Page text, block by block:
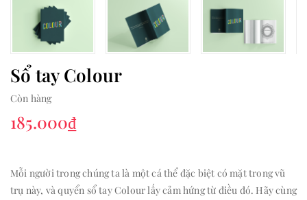
Sổ tay Colour
Còn hàng
185.000₫
Mỗi người trong chúng ta là một cá thể đặc biệt có mặt trong vũ
trụ này, và quyển sổ tay Colour lấy cảm hứng từ điều đó. Hãy cùng